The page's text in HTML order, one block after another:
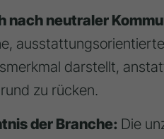
nach neutraler
darstellt,
zu rücken.
der Branche: Die